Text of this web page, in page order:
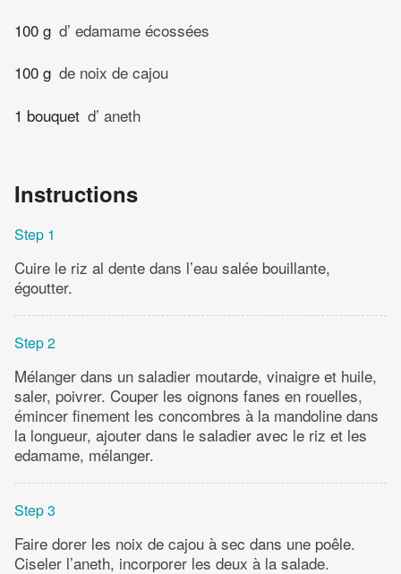
100 g d’ edamame écossées
100 g de noix de cajou
1 bouquet d’ aneth
Instructions
Step 1
Cuire le riz al dente dans l’eau salée bouillante,
égoutter.
Step 2
Mélanger dans un saladier moutarde, vinaigre et huile,
saler, poivrer. Couper les oignons fanes en rouelles,
émincer finement les concombres à la mandoline dans
la longueur, ajouter dans le saladier avec le riz et les
edamame, mélanger.
Step 3
Faire dorer les noix de cajou à sec dans une poêle.
Ciseler l’aneth, incorporer les deux à la salade.